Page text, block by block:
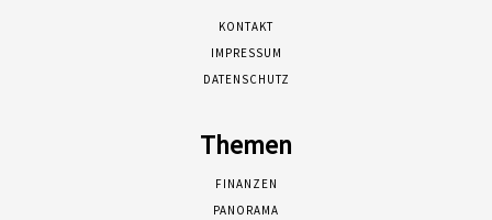
KONTAKT
IMPRESSUM
DATENSCHUTZ
Themen
FINANZEN
PANORAMA